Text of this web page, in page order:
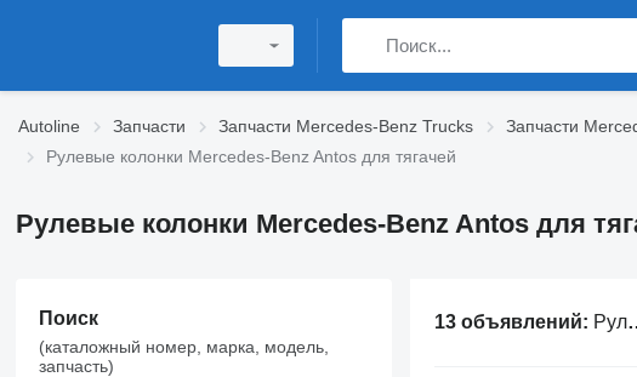
Autoline Запчасти Запчасти Mercedes-Benz Trucks Запчасти
Рулевые колонки Mercedes-Benz Antos для тягачей
Рулевые колонки Mercedes-Benz Antos для
Поиск
(каталожный номер, марка, модель,
запчасть)
13 объявлений: Рулевые колонки Mercedes-Benz Antos для тягачей